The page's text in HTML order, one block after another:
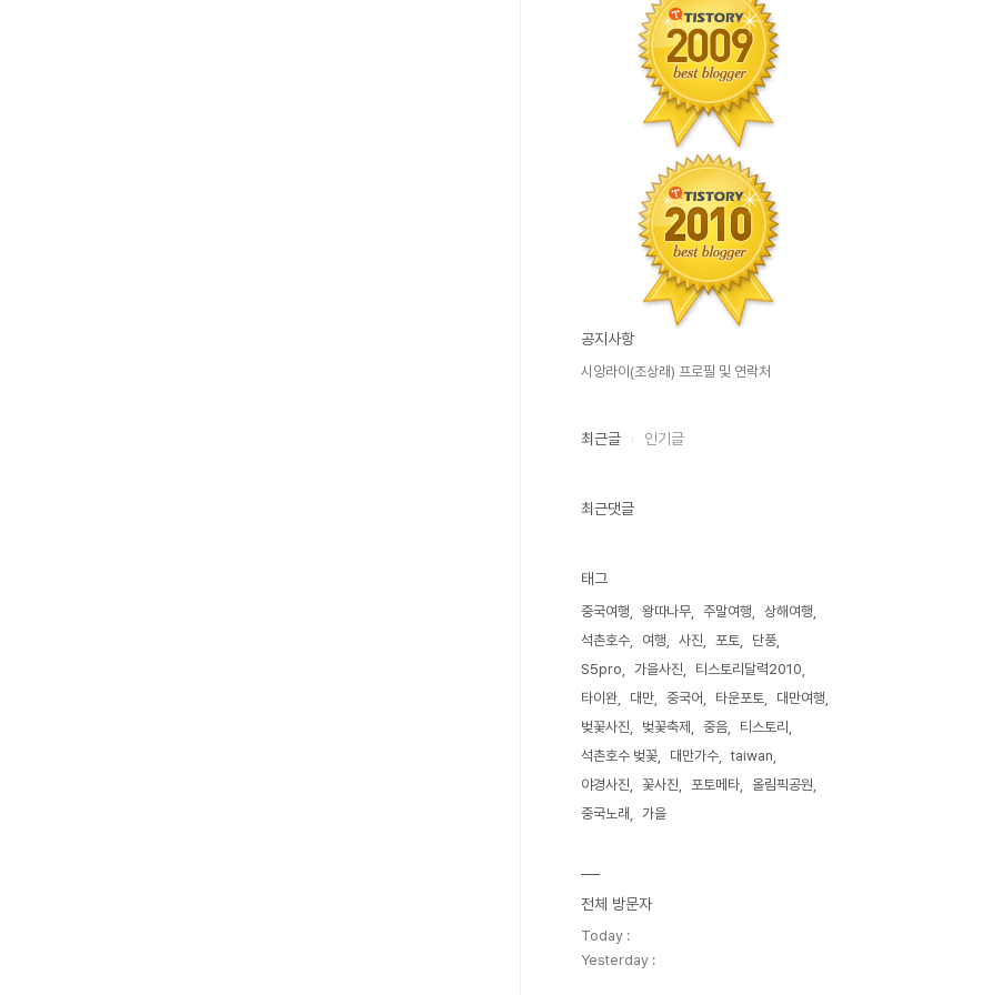
공지사항
시앙라이(조상래) 프로필 및 연락처
최근글 인기글
최근댓글
태그
중국여행 왕따나무 주말여행
상해여행
석촌호수
여행 사진 포토
단풍
S5pro
가을사진
티스토리달력2010
타이완
대만 중국어 타운포토
대만여행
벚꽃사진
벚꽃축제 중음
티스토리
석촌호수 벚꽃
대만가수
taiwan
야경사진
꽃사진 포토메타
올림픽공원
중국노래
가을
전체 방문자
Today :
Yesterday :